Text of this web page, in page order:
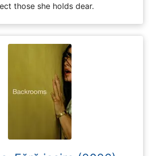
those she holds dear.